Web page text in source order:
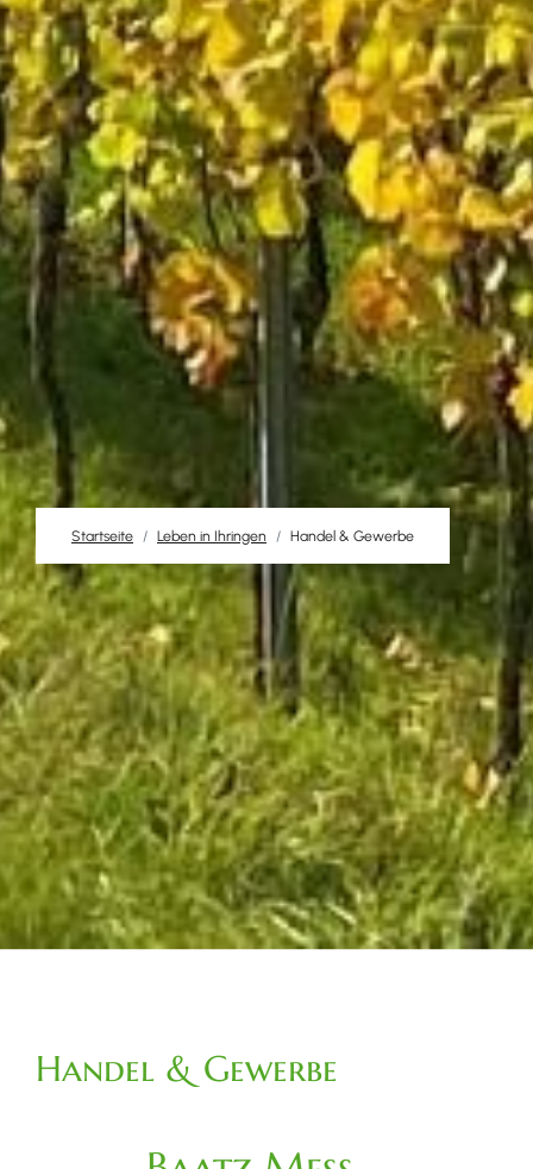
Startseite Leben in Ihringen Handel & Gewerbe
Handel & Gewerbe